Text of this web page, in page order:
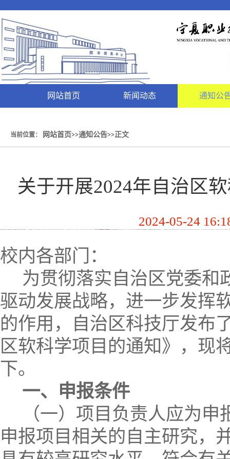
网站首页 新闻动态 通知公
当前位置： 网站首页>>通知公告>>正文
关于开展2024年自治区
2024-05-24
校内各部门：
为贯彻落实自治区党委和
驱动发展战略，进一步发挥
的作用，自治区科技厅发布
区软科学项目的通知》，现
下。
一、申报条件
（一）项目负责人应为
申报项目相关的自主研究，